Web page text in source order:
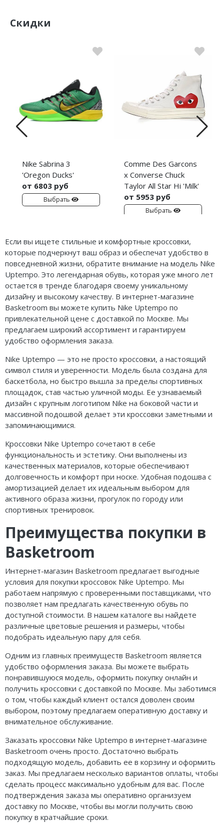
Скидки
Nike Sabrina 3
'Oregon Ducks'
от 6803 руб
Выбрать
Comme Des Garcons
x Converse Chuck
Taylor All Star Hi 'Milk'
от 5953 руб
Выбрать
Если вы ищете стильные и комфортные кроссовки,
которые подчеркнут ваш образ и обеспечат удобство в
повседневной жизни, обратите внимание на модель Nike
Uptempo. Это легендарная обувь, которая уже много лет
остается в тренде благодаря своему уникальному
дизайну и высокому качеству. В интернет-магазине
Basketroom вы можете купить Nike Uptempo по
привлекательной цене с доставкой по Москве. Мы
предлагаем широкий ассортимент и гарантируем
удобство оформления заказа.
Nike Uptempo — это не просто кроссовки, а настоящий
символ стиля и уверенности. Модель была создана для
баскетбола, но быстро вышла за пределы спортивных
площадок, став частью уличной моды. Ее узнаваемый
дизайн с крупным логотипом Nike на боковой части и
массивной подошвой делает эти кроссовки заметными и
запоминающимися.
Кроссовки Nike Uptempo сочетают в себе
функциональность и эстетику. Они выполнены из
качественных материалов, которые обеспечивают
долговечность и комфорт при носке. Удобная подошва с
амортизацией делает их идеальным выбором для
активного образа жизни, прогулок по городу или
спортивных тренировок.
Преимущества покупки в
Basketroom
Интернет-магазин Basketroom предлагает выгодные
условия для покупки кроссовок Nike Uptempo. Мы
работаем напрямую с проверенными поставщиками, что
позволяет нам предлагать качественную обувь по
доступной стоимости. В нашем каталоге вы найдете
различные цветовые решения и размеры, чтобы
подобрать идеальную пару для себя.
Одним из главных преимуществ Basketroom является
удобство оформления заказа. Вы можете выбрать
понравившуюся модель, оформить покупку онлайн и
получить кроссовки с доставкой по Москве. Мы заботимся
о том, чтобы каждый клиент остался доволен своим
выбором, поэтому предлагаем оперативную доставку и
внимательное обслуживание.
Заказать кроссовки Nike Uptempo в интернет-магазине
Basketroom очень просто. Достаточно выбрать
подходящую модель, добавить ее в корзину и оформить
заказ. Мы предлагаем несколько вариантов оплаты, чтобы
сделать процесс максимально удобным для вас. После
подтверждения заказа мы оперативно организуем
доставку по Москве, чтобы вы могли получить свою
покупку в кратчайшие сроки.